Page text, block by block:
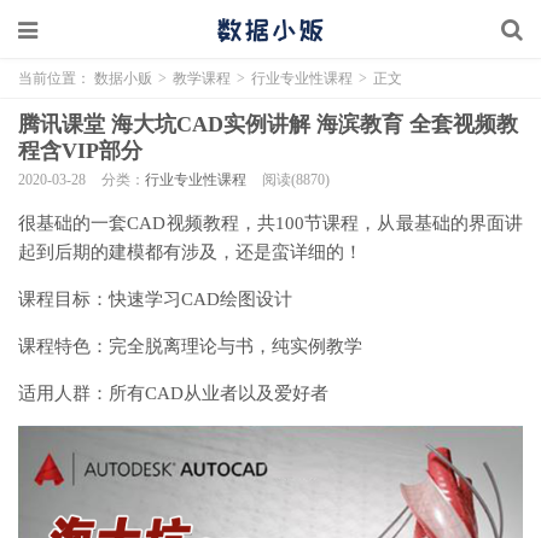
当前位置： 数据小贩 > 教学课程 > 行业专业性课程 > 正文
腾讯课堂 海大坑CAD实例讲解 海滨教育 全套视频教
程含VIP部分
2020-03-28 分类： 行业专业性课程 阅读(8870)
很基础的一套CAD视频教程，共100节课程，从最基础的界面讲
起到后期的建模都有涉及，还是蛮详细的！
课程目标：快速学习CAD绘图设计
课程特色：完全脱离理论与书，纯实例教学
适用人群：所有CAD从业者以及爱好者